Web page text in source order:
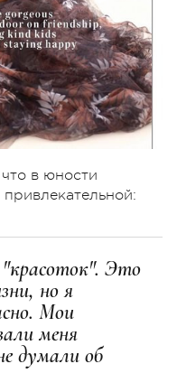
в юности
Это
но я
Мои
меня
думали об